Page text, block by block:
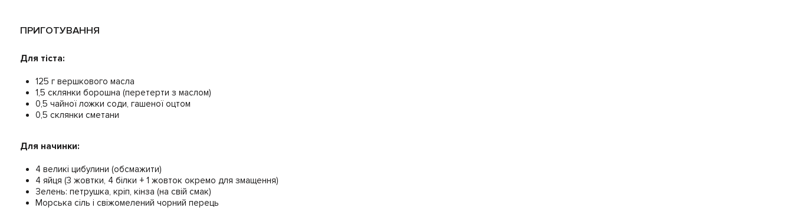
ПРИГОТУВАННЯ
Для тіста:
125 г вершкового масла
1,5 склянки борошна (перетерти з маслом)
0,5 чайної ложки соди, гашеної оцтом
0,5 склянки сметани
Для начинки:
4 великі цибулини (обсмажити)
4 яйця (3 жовтки, 4 білки + 1 жовток окремо для змащення)
Зелень: петрушка, кріп, кінза (на свій смак)
Морська сіль і свіжомелений чорний перець